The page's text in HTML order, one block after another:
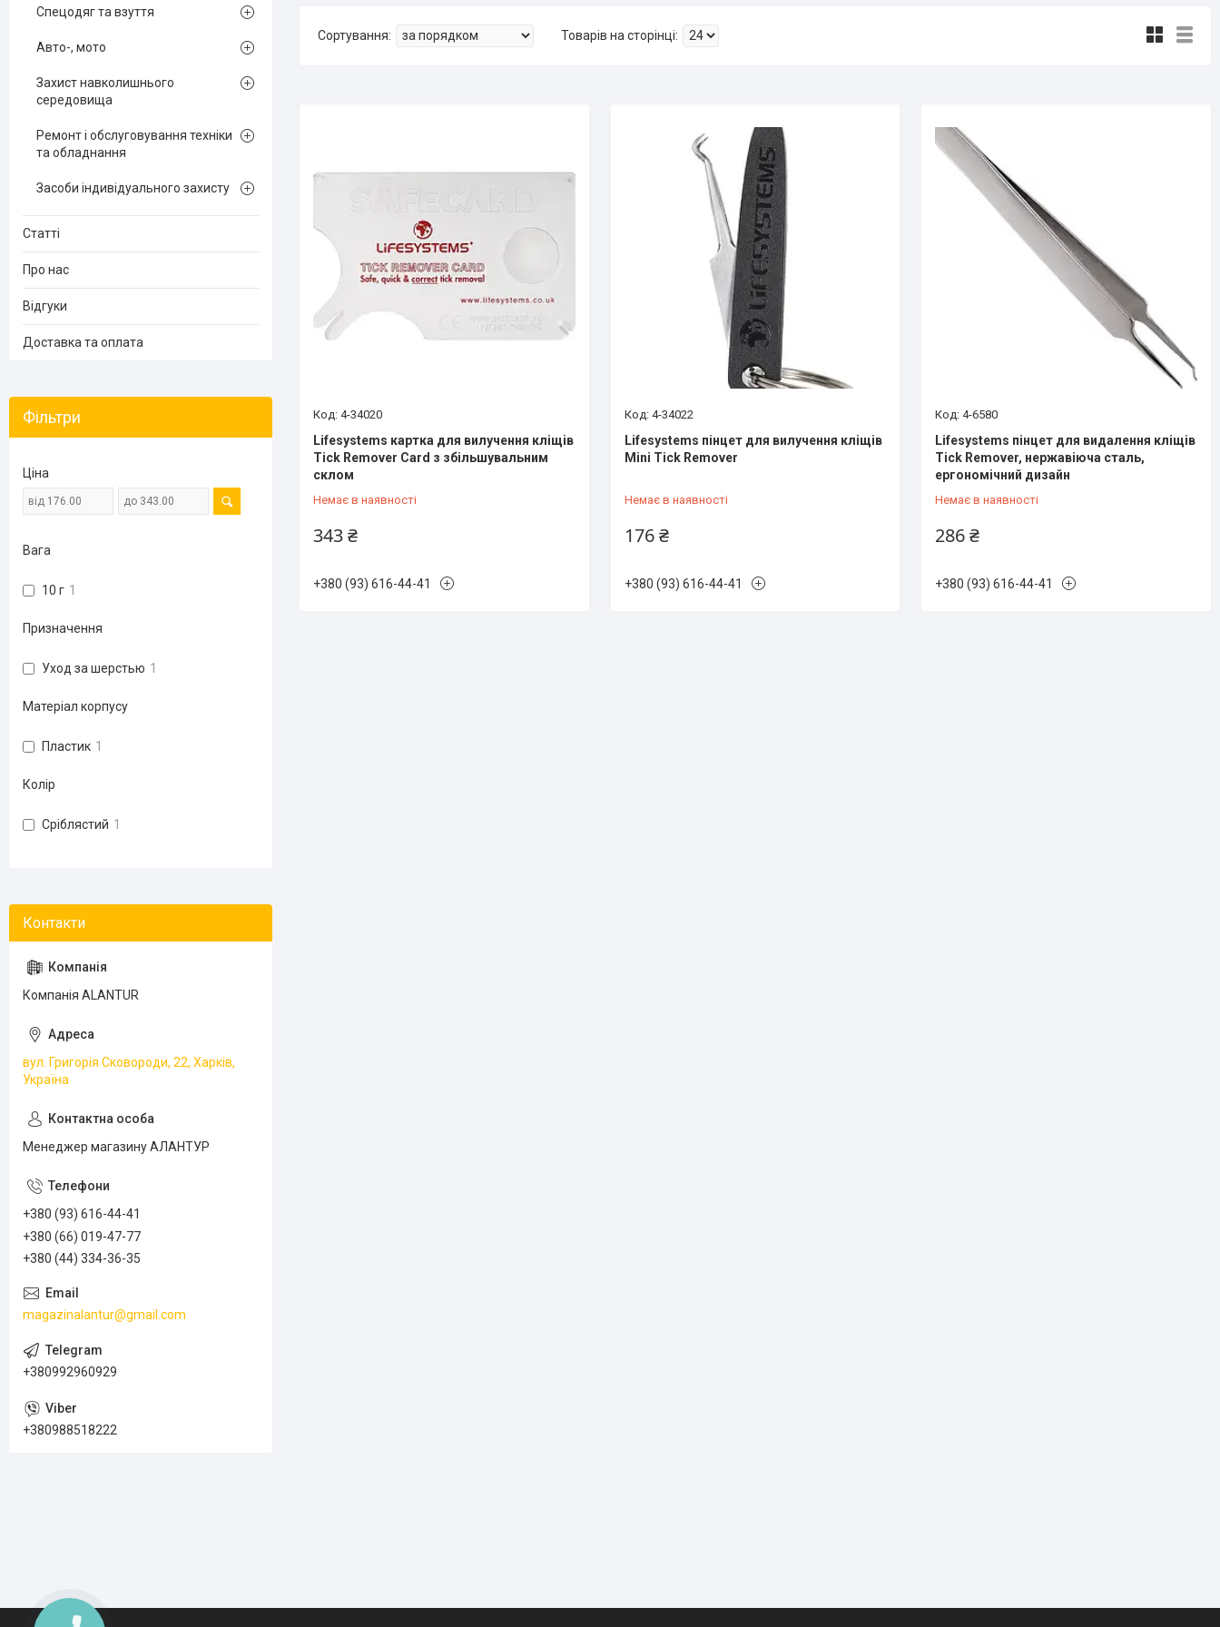
4-34020
Lifesystems картка для вилучення кліщів
Tick Remover Card з збільшувальним
склом
Немає в наявності
343 ₴
+380 (93) 616-44-41
4-34022
Lifesystems пінцет для вилучення кліщів
Mini Tick Remover
Немає в наявності
176 ₴
+380 (93) 616-44-41
4-6580
Lifesystems пінцет для видалення кліщів
Tick Remover, нержавіюча сталь,
ергономічний дизайн
Немає в наявності
286 ₴
+380 (93) 616-44-41
Спецодяг та взуття
Авто-, мото
Захист навколишнього
середовища
Ремонт і обслуговування техніки
та обладнання
Засоби індивідуального захисту
Статті
Про нас
Відгуки
Доставка та оплата
Фільтри
Ціна
Вага
10 г 1
Призначення
Уход за шерстью 1
Матеріал корпусу
Пластик 1
Колір
Сріблястий 1
Компанія ALANTUR
вул. Григорія Сковороди, 22, Харків,
Україна
Менеджер магазину АЛАНТУР
+380 (93) 616-44-41
+380 (66) 019-47-77
+380 (44) 334-36-35
magazinalantur@gmail.com
+380992960929
+380988518222